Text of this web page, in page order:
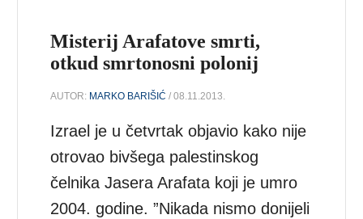
Misterij Arafatove smrti,
otkud smrtonosni polonij
AUTOR: MARKO BARIŠIĆ / 08.11.2013.
Izrael je u četvrtak objavio kako nije
otrovao bivšega palestinskog
čelnika Jasera Arafata koji je umro
2004. godine. ”Nikada nismo donijeli